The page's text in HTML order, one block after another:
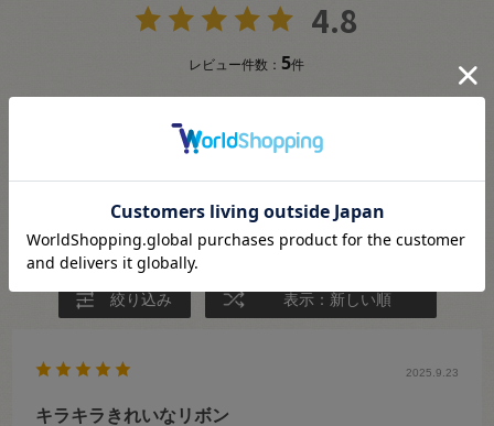
4.8
レビュー件数：5件
絞り込み 表示：新しい順
2025.9.23
キラキラきれいなリボン